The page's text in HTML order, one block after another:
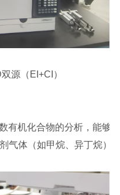
源（EI+CI）
有机化合物的分析，能够
气体（如甲烷、异丁烷）